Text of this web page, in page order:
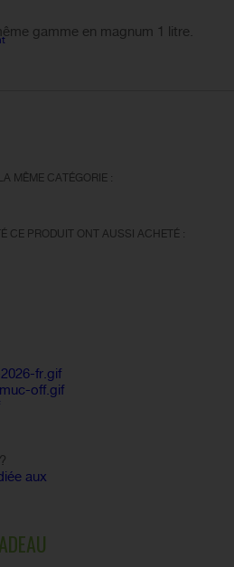
gamme en magnum 1 litre.
MÊME CATÉGORIE :
CE PRODUIT ONT AUSSI ACHETÉ :
aux